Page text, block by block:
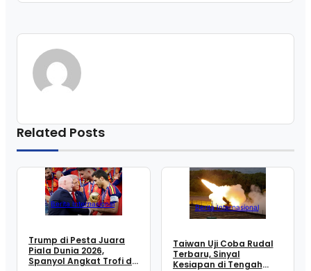
Related Posts
Berita Internasional
Trump di Pesta Juara
Piala Dunia 2026,
Spanyol Angkat Trofi di
Berita Internasional
Taiwan Uji Coba Rudal
Terbaru, Sinyal
Kesiapan di Tengah